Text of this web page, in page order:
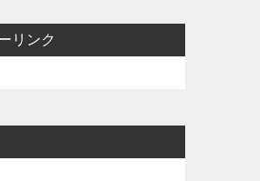
リンク